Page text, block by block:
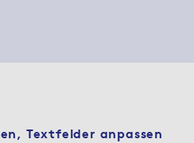
Textfelder anpassen